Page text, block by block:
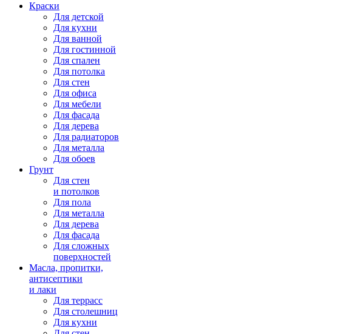
Краски
Для детской
Для кухни
Для ванной
Для гостинной
Для спален
Для потолка
Для стен
Для офиса
Для мебели
Для фасада
Для дерева
Для радиаторов
Для металла
Для обоев
Грунт
Для стен
и потолков
Для пола
Для металла
Для дерева
Для фасада
Для сложных
поверхностей
Масла, пропитки,
антисептики
и лаки
Для террасс
Для столешниц
Для кухни